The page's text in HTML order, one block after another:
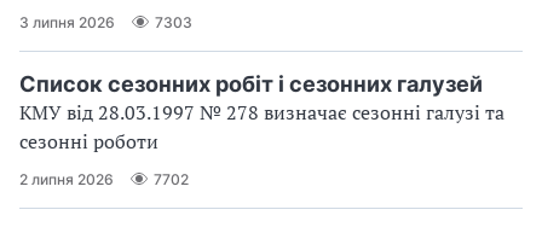
3 липня 2026 7303
Список сезонних робіт і сезонних галузей
КМУ від 28.03.1997 № 278 визначає сезонні галузі та
сезонні роботи
2 липня 2026 7702